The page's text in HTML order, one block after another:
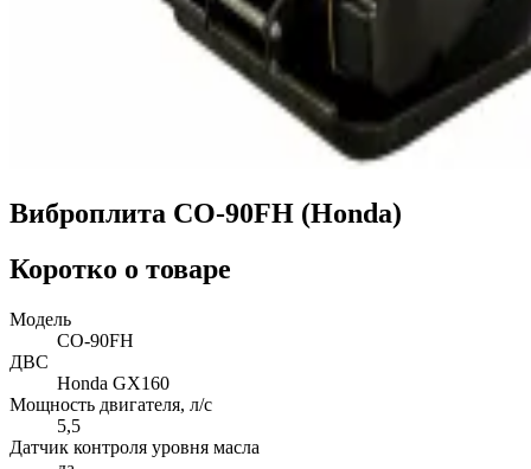
Виброплита СО-90FH (Honda)
Коротко о товаре
Модель
СО-90FH
ДВС
Honda GX160
Мощность двигателя, л/с
5,5
Датчик контроля уровня масла